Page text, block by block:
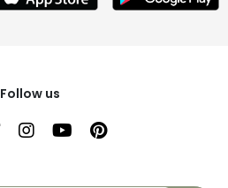
Follow us